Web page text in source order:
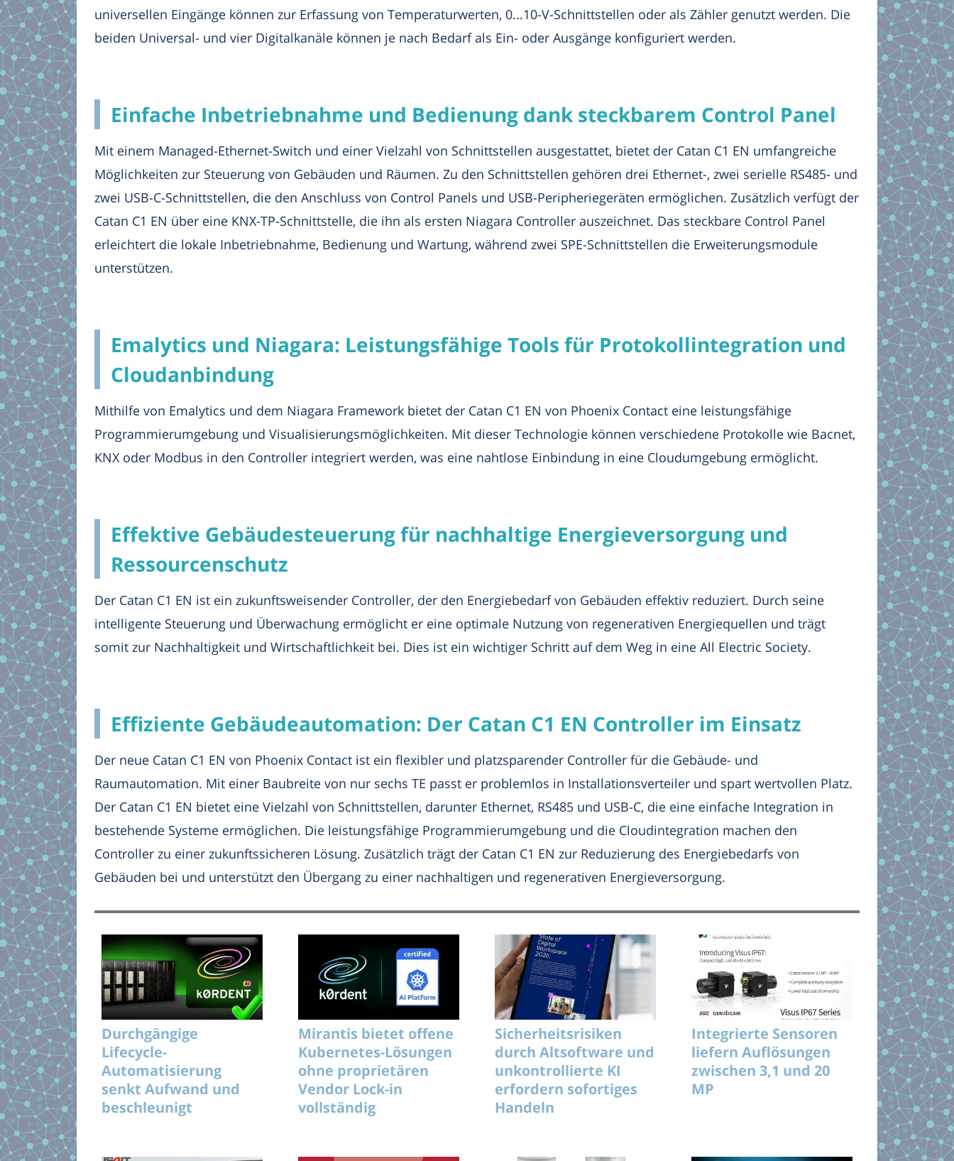
universellen Eingänge können zur Erfassung von Temperaturwerten, 0...10-V-Schnittstellen oder als Zähler genutzt werden. Die
beiden Universal- und vier Digitalkanäle können je nach Bedarf als Ein- oder Ausgänge konfiguriert werden.
Einfache Inbetriebnahme und Bedienung dank steckbarem Control Panel
Mit einem Managed-Ethernet-Switch und einer Vielzahl von Schnittstellen ausgestattet, bietet der Catan C1 EN umfangreiche
Möglichkeiten zur Steuerung von Gebäuden und Räumen. Zu den Schnittstellen gehören drei Ethernet-, zwei serielle RS485- und
zwei USB-C-Schnittstellen, die den Anschluss von Control Panels und USB-Peripheriegeräten ermöglichen. Zusätzlich verfügt der
Catan C1 EN über eine KNX-TP-Schnittstelle, die ihn als ersten Niagara Controller auszeichnet. Das steckbare Control Panel
erleichtert die lokale Inbetriebnahme, Bedienung und Wartung, während zwei SPE-Schnittstellen die Erweiterungsmodule
unterstützen.
Emalytics und Niagara: Leistungsfähige Tools für Protokollintegration und
Cloudanbindung
Mithilfe von Emalytics und dem Niagara Framework bietet der Catan C1 EN von Phoenix Contact eine leistungsfähige
Programmierumgebung und Visualisierungsmöglichkeiten. Mit dieser Technologie können verschiedene Protokolle wie Bacnet,
KNX oder Modbus in den Controller integriert werden, was eine nahtlose Einbindung in eine Cloudumgebung ermöglicht.
Effektive Gebäudesteuerung für nachhaltige Energieversorgung und
Ressourcenschutz
Der Catan C1 EN ist ein zukunftsweisender Controller, der den Energiebedarf von Gebäuden effektiv reduziert. Durch seine
intelligente Steuerung und Überwachung ermöglicht er eine optimale Nutzung von regenerativen Energiequellen und trägt
somit zur Nachhaltigkeit und Wirtschaftlichkeit bei. Dies ist ein wichtiger Schritt auf dem Weg in eine All Electric Society.
Effiziente Gebäudeautomation: Der Catan C1 EN Controller im Einsatz
Der neue Catan C1 EN von Phoenix Contact ist ein flexibler und platzsparender Controller für die Gebäude- und
Raumautomation. Mit einer Baubreite von nur sechs TE passt er problemlos in Installationsverteiler und spart wertvollen Platz.
Der Catan C1 EN bietet eine Vielzahl von Schnittstellen, darunter Ethernet, RS485 und USB-C, die eine einfache Integration in
bestehende Systeme ermöglichen. Die leistungsfähige Programmierumgebung und die Cloudintegration machen den
Controller zu einer zukunftssicheren Lösung. Zusätzlich trägt der Catan C1 EN zur Reduzierung des Energiebedarfs von
Gebäuden bei und unterstützt den Übergang zu einer nachhaltigen und regenerativen Energieversorgung.
Durchgängige
Lifecycle-
Automatisierung
senkt Aufwand und
beschleunigt
Mirantis bietet offene
Kubernetes-Lösungen
ohne proprietären
Vendor Lock-in
vollständig
Sicherheitsrisiken
durch Altsoftware und
unkontrollierte KI
erfordern sofortiges
Handeln
Integrierte Sensoren
liefern Auflösungen
zwischen 3,1 und 20
MP